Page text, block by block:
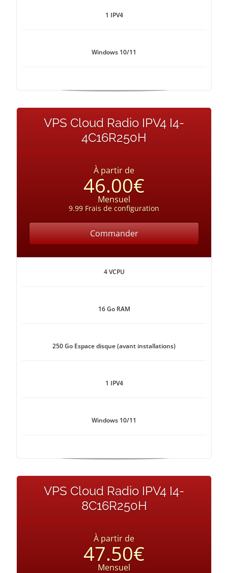
1 IPV4
Windows 10/11
VPS Cloud Radio IPV4 I4-
4C16R250H
À partir de
46.00€
Mensuel
9.99 Frais de configuration
Commander
4 VCPU
16 Go RAM
250 Go Espace disque (avant installations)
1 IPV4
Windows 10/11
VPS Cloud Radio IPV4 I4-
8C16R250H
À partir de
47.50€
Mensuel